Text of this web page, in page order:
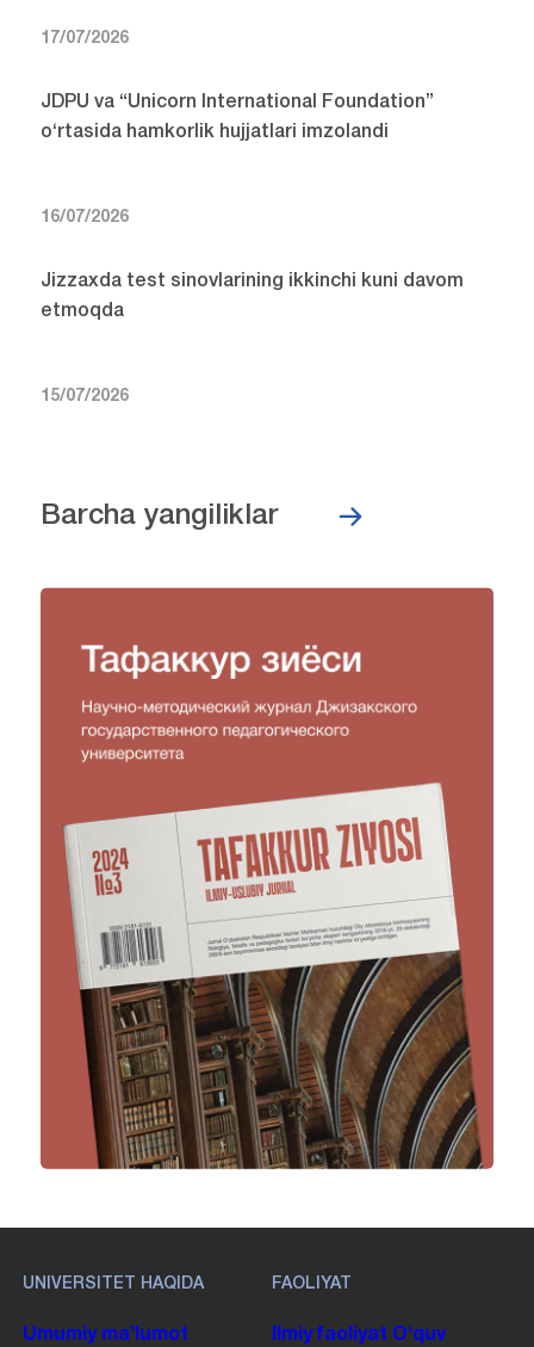
17/07/2026
JDPU va “Unicorn International Foundation”
o‘rtasida hamkorlik hujjatlari imzolandi
16/07/2026
Jizzaxda test sinovlarining ikkinchi kuni davom
etmoqda
15/07/2026
Barcha yangiliklar
UNIVERSITET HAQIDA
Umumiy maʼlumot
FAOLIYAT
Ilmiy faoliyat Oʻquv